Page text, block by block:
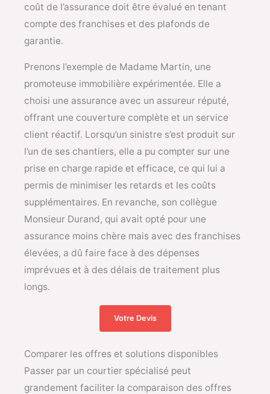
coût de l’assurance doit être évalué en tenant
compte des franchises et des plafonds de
garantie.
Prenons l’exemple de Madame Martin, une
promoteuse immobilière expérimentée. Elle a
choisi une assurance avec un assureur réputé,
offrant une couverture complète et un service
client réactif. Lorsqu’un sinistre s’est produit sur
l’un de ses chantiers, elle a pu compter sur une
prise en charge rapide et efficace, ce qui lui a
permis de minimiser les retards et les coûts
supplémentaires. En revanche, son collègue
Monsieur Durand, qui avait opté pour une
assurance moins chère mais avec des franchises
élevées, a dû faire face à des dépenses
imprévues et à des délais de traitement plus
longs.
Votre Devis
Comparer les offres et solutions disponibles
Passer par un courtier spécialisé peut
grandement faciliter la comparaison des offres